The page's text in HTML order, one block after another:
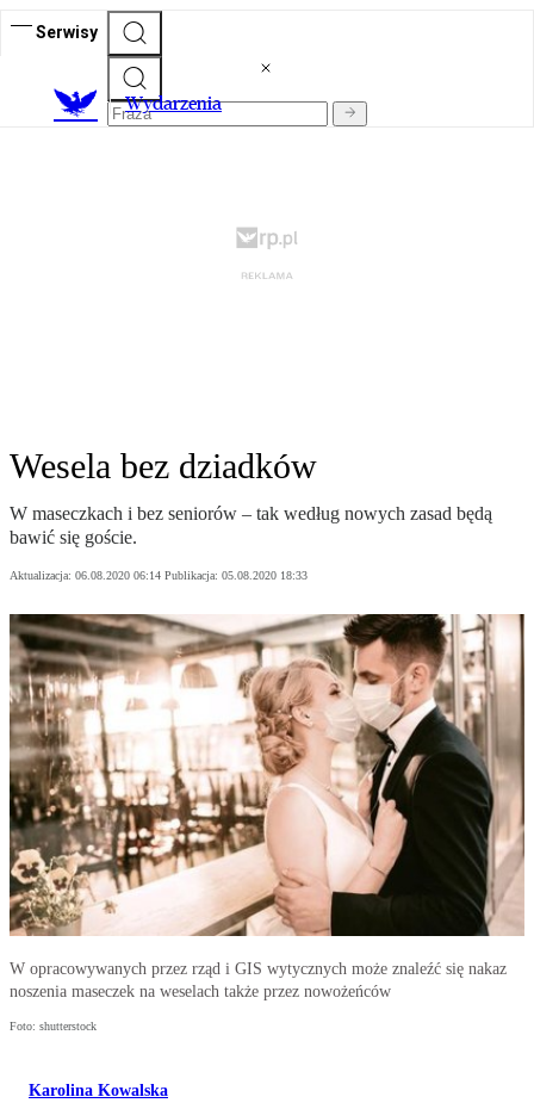
Serwisy
Wydarzenia
Wesela bez dziadków
W maseczkach i bez seniorów – tak według nowych zasad będą
bawić się goście.
Aktualizacja: 06.08.2020 06:14 Publikacja: 05.08.2020 18:33
W opracowywanych przez rząd i GIS wytycznych może znaleźć się nakaz
noszenia maseczek na weselach także przez nowożeńców
Foto: shutterstock
Karolina Kowalska